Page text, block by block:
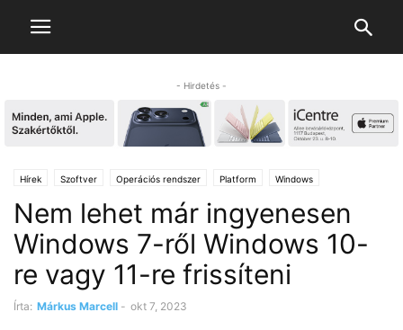
- Hirdetés -
Hírek Szoftver Operációs rendszer Platform Windows
Nem lehet már ingyenesen
Windows 7-ről Windows 10-
re vagy 11-re frissíteni
Írta: Márkus Marcell - okt 7, 2023